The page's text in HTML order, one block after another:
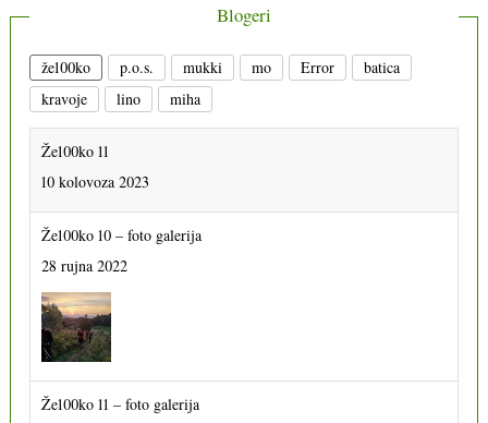
Blogeri
že100ko p.o.s. mukki mo Error
batica
kravoje
lino miha
Že100ko 11
10 kolovoza 2023
Že100ko 10 – foto galerija
28 rujna 2022
Že100ko 11 – foto galerija